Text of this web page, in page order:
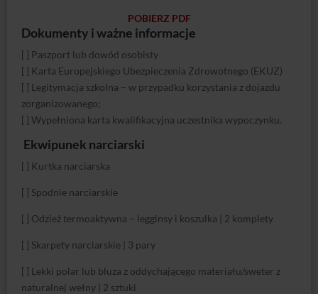
POBIERZ PDF
Dokumenty i ważne informacje
[ ] Paszport lub dowód osobisty
[ ] Karta Europejskiego Ubezpieczenia Zdrowotnego (EKUZ)
[ ] Legitymacja szkolna – w przypadku korzystania z dojazdu
zorganizowanego;
[ ] Wypełniona karta kwalifikacyjna uczestnika wypoczynku.
Ekwipunek narciarski
[ ] Kurtka narciarska
[ ] Spodnie narciarskie
[ ] Odzież termoaktywna – legginsy i koszulka | 2 komplety
[ ] Skarpety narciarskie | 3 pary
[ ] Lekki polar lub bluza z oddychającego materiału/sweter z
naturalnej wełny | 2 sztuki